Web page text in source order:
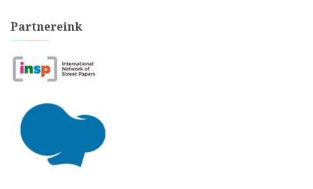
Partnereink